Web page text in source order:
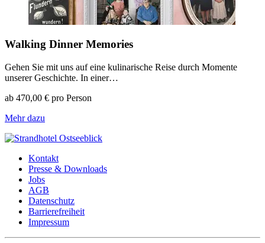
Walking Dinner Memories
Gehen Sie mit uns auf eine kulinarische Reise durch Momente
unserer Geschichte. In einer…
ab 470,00 € pro Person
Mehr dazu
Kontakt
Presse & Downloads
Jobs
AGB
Datenschutz
Barrierefreiheit
Impressum